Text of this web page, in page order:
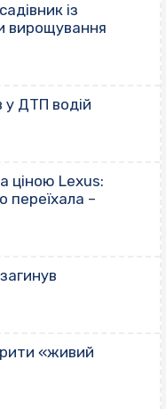
із
вирощування
у ДТП водій
ціною Lexus:
переїхала –
«живий